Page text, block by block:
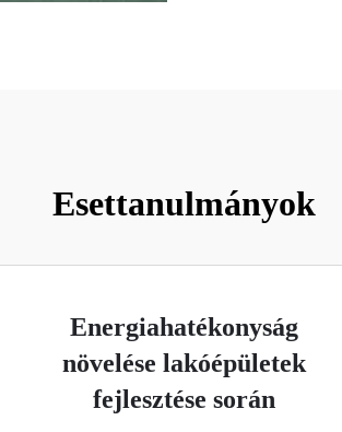
Esettanulmányok
Energiahatékonyság
növelése lakóépületek
fejlesztése során